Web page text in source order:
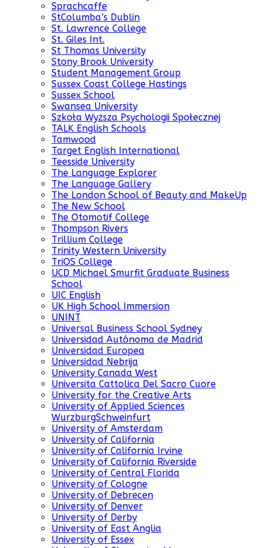
Sprachcaffe
StColumba’s Dublin
St. Lawrence College
St. Giles Int.
St Thomas University
Stony Brook University
Student Management Group
Sussex Coast College Hastings
Sussex School
Swansea University
Szkoła Wyższa Psychologii Społecznej
TALK English Schools
Tamwood
Target English International
Teesside University
The Language Explorer
The Language Gallery
The London School of Beauty and MakeUp
The New School
The Otomotif College
Thompson Rivers
Trillium College
Trinity Western University
TriOS College
UCD Michael Smurfit Graduate Business
School
UIC English
UK High School Immersion
UNINT
Universal Business School Sydney
Universidad Autónoma de Madrid
Universidad Europea
Universidad Nebrija
University Canada West
Universita Cattolica Del Sacro Cuore
University for the Creative Arts
University of Applied Sciences
WurzburgSchweinfurt
University of Amsterdam
University of California
University of California Irvine
University of California Riverside
University of Central Florida
University of Cologne
University of Debrecen
University of Denver
University of Derby
University of East Anglia
University of Essex